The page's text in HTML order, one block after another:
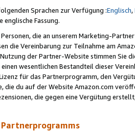
Sprachen zur Verfügung :Englisch,
Fassung.
die an unserem Marketing-
die Vereinbarung zur Teilnahme am
der Partner-Website stimmen Sie
einen wesentlichen Bestandteil dieser
für das Partnerprogramm, den
die du auf der Website Amazon.com
die gegen eine Vergütung
Partnerprogramms